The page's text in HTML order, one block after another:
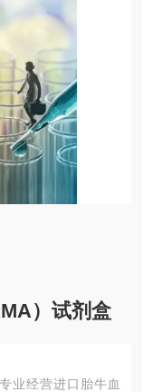
）试剂盒
业经营进口胎牛血